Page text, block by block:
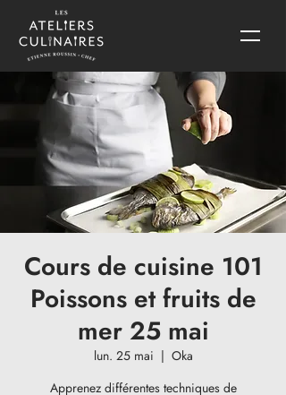
Cours de cuisine 101
Poissons et fruits de
mer 25 mai
lun. 25 mai
  |
Oka
Apprenez différentes techniques de